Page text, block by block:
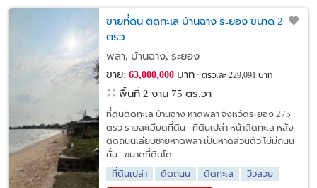
ขายที่ดิน ติดทะเล บ้านฉาง ระยอง ขนาด 275
ตรว
พลา, บ้านฉาง, ระยอง
ขาย: 63,000,000บาท ตรว.ละ 229,091 บาท
พื้นที่ 2 งาน 75 ตร.วา
ที่ดินติดทะเล บ้านฉาง หาดพลา จังหวัดระยอง 275
ตรว รายละเอียดที่ดิน - ที่ดินเปล่า หน้าติดทะเล หลัง
ติดถนนเลียบชายหาดพลา เป็นหาดส่วนตัว ไม่มีถนน
คั่น - ขนาดที่ดินโด
ที่ดินเปล่า
ติดถนน ติดทะเล วิวสวย